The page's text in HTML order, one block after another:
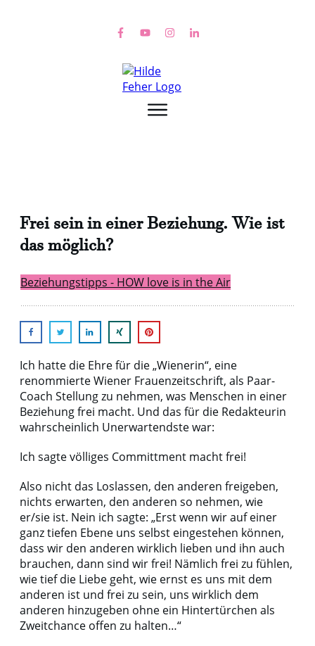
Frei sein in einer Beziehung. Wie ist
das möglich?
Beziehungstipps - HOW love is in the Air
Ich hatte die Ehre für die „Wienerin“, eine
renommierte Wiener Frauenzeitschrift, als Paar-
Coach Stellung zu nehmen, was Menschen in einer
Beziehung frei macht. Und das für die Redakteurin
wahrscheinlich Unerwartendste war:
Ich sagte völliges Committment macht frei!
Also nicht das Loslassen, den anderen freigeben,
nichts erwarten, den anderen so nehmen, wie
er/sie ist. Nein ich sagte: „Erst wenn wir auf einer
ganz tiefen Ebene uns selbst eingestehen können,
dass wir den anderen wirklich lieben und ihn auch
brauchen, dann sind wir frei! Nämlich frei zu fühlen,
wie tief die Liebe geht, wie ernst es uns mit dem
anderen ist und frei zu sein, uns wirklich dem
anderen hinzugeben ohne ein Hintertürchen als
Zweitchance offen zu halten…“